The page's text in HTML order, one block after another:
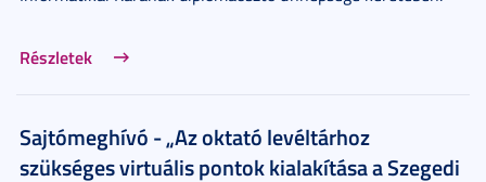
Részletek
Sajtómeghívó - „Az oktató levéltárhoz
szükséges virtuális pontok kialakítása a Szegedi